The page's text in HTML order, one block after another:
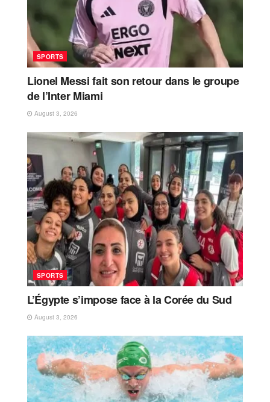
SPORTS
Lionel Messi fait son retour dans le groupe
de l’Inter Miami
August 3, 2026
SPORTS
L’Égypte s’impose face à la Corée du Sud
August 3, 2026